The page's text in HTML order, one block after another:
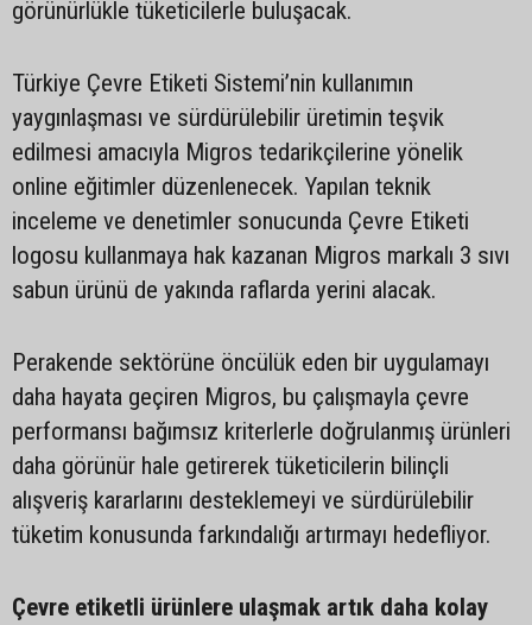
görünürlükle tüketicilerle buluşacak.
Türkiye Çevre Etiketi Sistemi’nin kullanımın
yaygınlaşması ve sürdürülebilir üretimin teşvik
edilmesi amacıyla Migros tedarikçilerine yönelik
online eğitimler düzenlenecek. Yapılan teknik
inceleme ve denetimler sonucunda Çevre Etiketi
logosu kullanmaya hak kazanan Migros markalı 3 sıvı
sabun ürünü de yakında raflarda yerini alacak.
Perakende sektörüne öncülük eden bir uygulamayı
daha hayata geçiren Migros, bu çalışmayla çevre
performansı bağımsız kriterlerle doğrulanmış ürünleri
daha görünür hale getirerek tüketicilerin bilinçli
alışveriş kararlarını desteklemeyi ve sürdürülebilir
tüketim konusunda farkındalığı artırmayı hedefliyor.
Çevre etiketli ürünlere ulaşmak artık daha kolay